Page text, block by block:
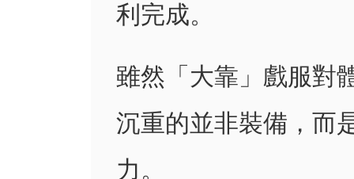
利完成。
雖然「大靠」戲服對
沉重的並非裝備，而
力。